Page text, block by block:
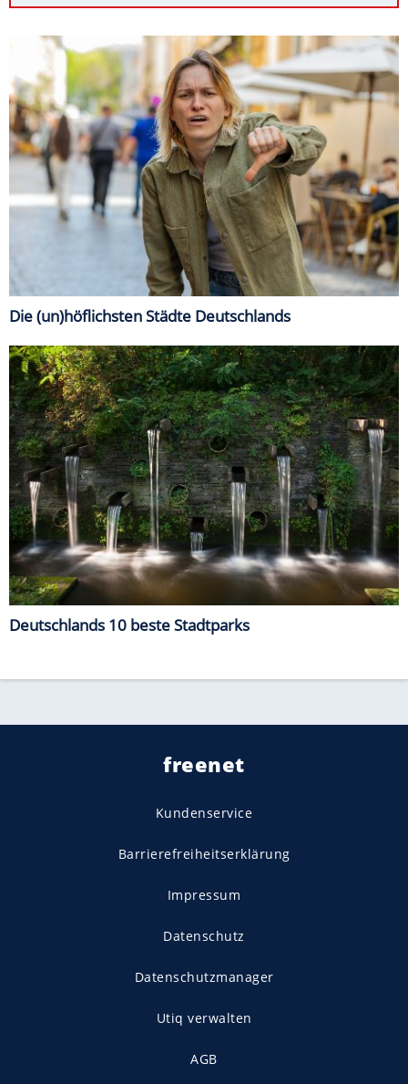
Die (un)höflichsten Städte Deutschlands
Deutschlands 10 beste Stadtparks
freenet
Kundenservice
Barrierefreiheitserklärung
Impressum
Datenschutz
Datenschutzmanager
Utiq verwalten
AGB